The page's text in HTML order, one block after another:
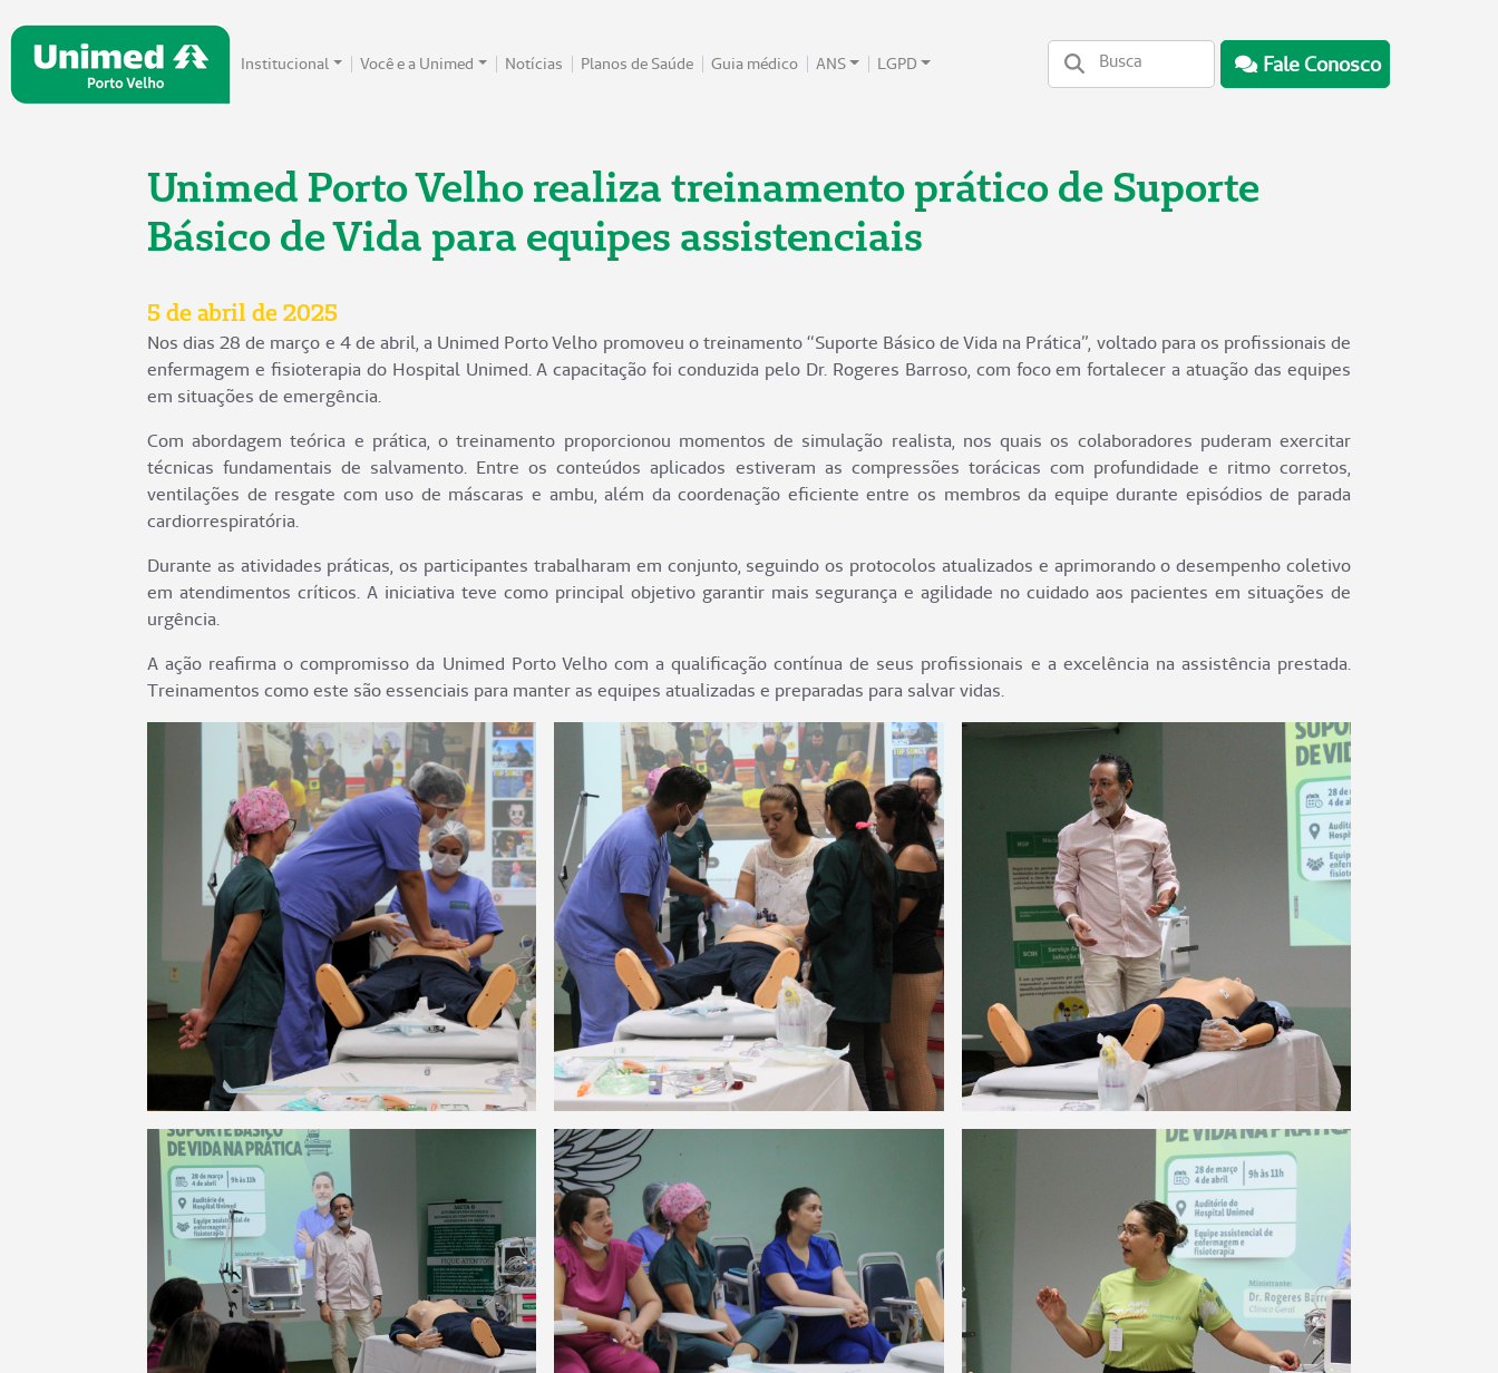
Institucional Você e a Unimed Notícias Planos de Saúde Guia médico ANS LGPD Fale Conosco
Unimed Porto Velho realiza treinamento prático de Suporte
Básico de Vida para equipes assistenciais
5 de abril de 2025
Nos dias 28 de março e 4 de abril, a Unimed Porto Velho promoveu o treinamento “Suporte Básico de Vida na Prática”, voltado para os profissionais de
enfermagem e fisioterapia do Hospital Unimed. A capacitação foi conduzida pelo Dr. Rogeres Barroso, com foco em fortalecer a atuação das equipes
em situações de emergência.
Com abordagem teórica e prática, o treinamento proporcionou momentos de simulação realista, nos quais os colaboradores puderam exercitar
técnicas fundamentais de salvamento. Entre os conteúdos aplicados estiveram as compressões torácicas com profundidade e ritmo corretos,
ventilações de resgate com uso de máscaras e ambu, além da coordenação eficiente entre os membros da equipe durante episódios de parada
cardiorrespiratória.
Durante as atividades práticas, os participantes trabalharam em conjunto, seguindo os protocolos atualizados e aprimorando o desempenho coletivo
em atendimentos críticos. A iniciativa teve como principal objetivo garantir mais segurança e agilidade no cuidado aos pacientes em situações de
urgência.
A ação reafirma o compromisso da Unimed Porto Velho com a qualificação contínua de seus profissionais e a excelência na assistência prestada.
Treinamentos como este são essenciais para manter as equipes atualizadas e preparadas para salvar vidas.